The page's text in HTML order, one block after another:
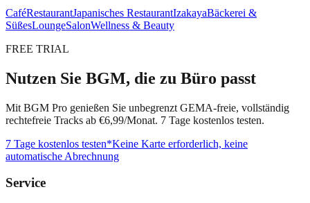
CaféRestaurantJapanisches RestaurantIzakayaBäckerei &
SüßesLoungeSalonWellness & Beauty
FREE TRIAL
Nutzen Sie BGM, die zu Büro passt
Mit BGM Pro genießen Sie unbegrenzt GEMA-freie, vollständig
rechtefreie Tracks ab €6,99/Monat. 7 Tage kostenlos testen.
7 Tage kostenlos testen*Keine Karte erforderlich, keine
automatische Abrechnung
Service